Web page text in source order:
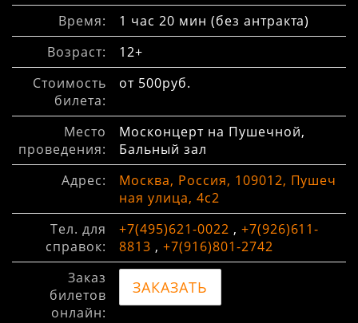
Время:
1 час 20 мин (без антракта)
Возраст:
12+
Стоимость
билета:
от 500руб.
Место
проведения:
Москонцерт на Пушечной,
Бальный зал
Адрес:
Москва, Россия, 109012, Пушеч
ная улица, 4с2
Тел. для
справок:
+7(495)621-0022 , +7(926)611-
8813 , +7(916)801-2742
Заказ
билетов
онлайн:
ЗАКАЗАТЬ